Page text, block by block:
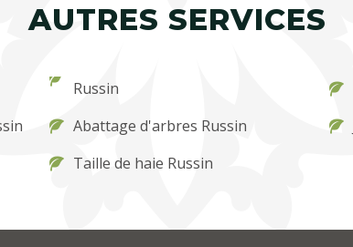
AUTRES SERVICES
Russin
Abattage d'arbres Russin
Taille de haie Russin